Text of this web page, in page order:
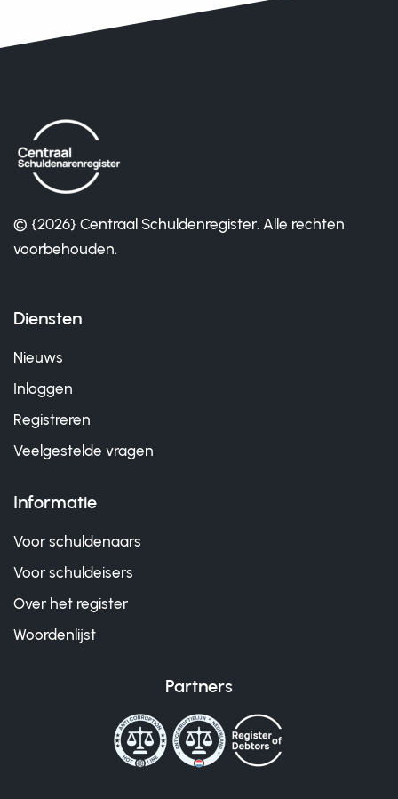
© {2026} Centraal Schuldenregister. Alle rechten
voorbehouden.
Diensten
Nieuws
Inloggen
Registreren
Veelgestelde vragen
Informatie
Voor schuldenaars
Voor schuldeisers
Over het register
Woordenlijst
Partners